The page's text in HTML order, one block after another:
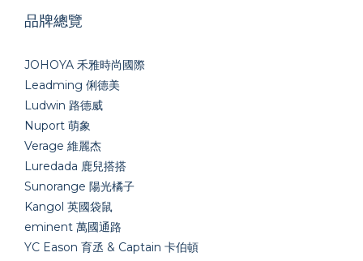
品牌總覽
JOHOYA 禾雅時尚國際
Leadming 俐德美
Ludwin 路德威
Nuport 萌象
Verage 維麗杰
Luredada 鹿兒搭搭
Sunorange 陽光橘子
Kangol 英國袋鼠
eminent 萬國通路
YC Eason 育丞 & Captain 卡伯頓